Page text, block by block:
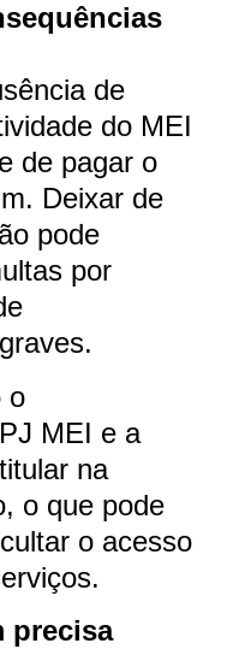
de
do MEI
de pagar o
Deixar de
pode
por
o
MEI e a
na
o que pode
o acesso
precisa